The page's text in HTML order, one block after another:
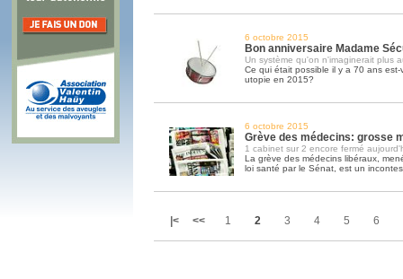
6 octobre 2015
Bon anniversaire Madame
Un système qu'on n'imaginerait plus
Ce qui était possible il y a 70 ans
utopie en 2015?
6 octobre 2015
Grève des médecins: grosse
1 cabinet sur 2 encore fermé
La grève des médecins libéraux,
loi santé par le Sénat, est un
|< << 1 2 3 4 5 6